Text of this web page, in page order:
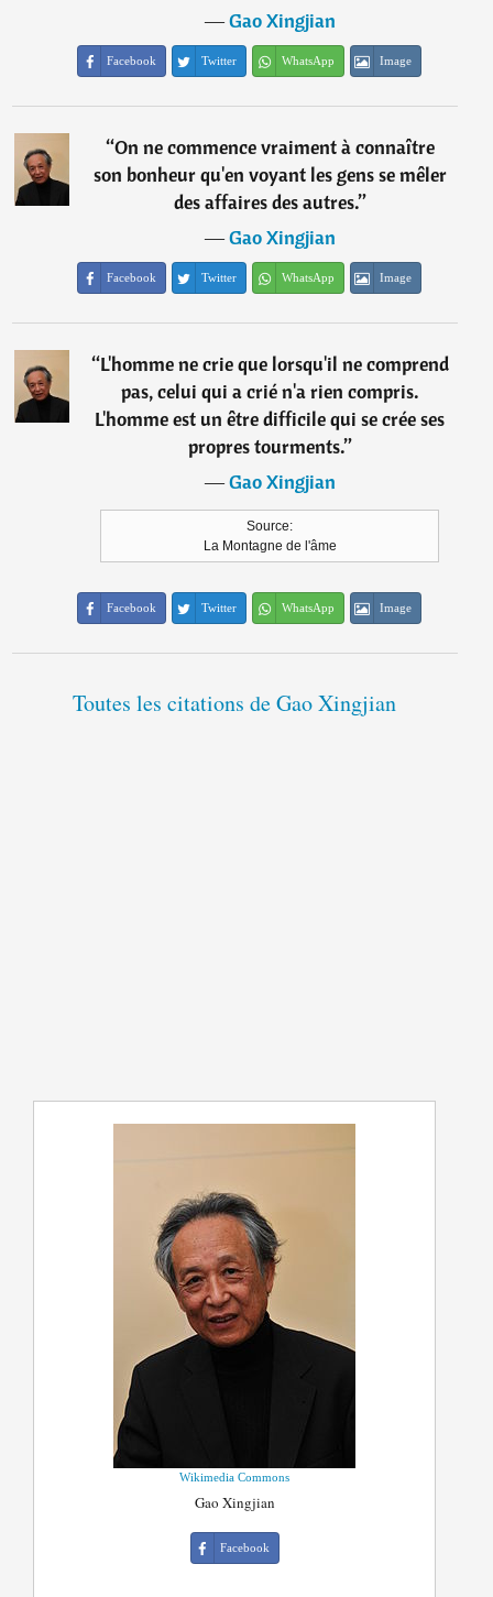
―Gao Xingjian
Facebook Twitter WhatsApp Image
“On ne commence vraiment à connaître
son bonheur qu'en voyant les gens se mêler
des affaires des autres.”
―Gao Xingjian
Facebook Twitter WhatsApp Image
“L'homme ne crie que lorsqu'il ne comprend
pas, celui qui a crié n'a rien compris.
L'homme est un être difficile qui se crée ses
propres tourments.”
―Gao Xingjian
Source:
La Montagne de l'âme
Facebook Twitter WhatsApp Image
Toutes les citations de Gao Xingjian
Wikimedia Commons
Gao Xingjian
Facebook